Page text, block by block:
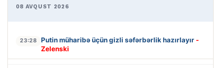
08 AVQUST 2026
23:28 Putin müharibə üçün gizli səfərbərlik hazırlayır -
Zelenski